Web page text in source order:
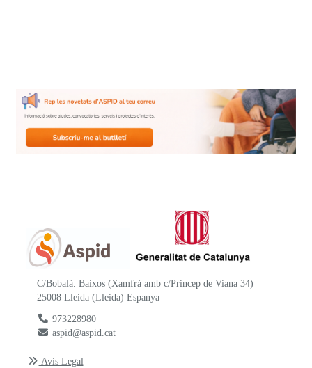
C/Bobalà. Baixos (Xamfrà amb c/Princep de Viana 34)
25008 Lleida (Lleida) Espanya
973228980
aspid@aspid.cat
Avís Legal